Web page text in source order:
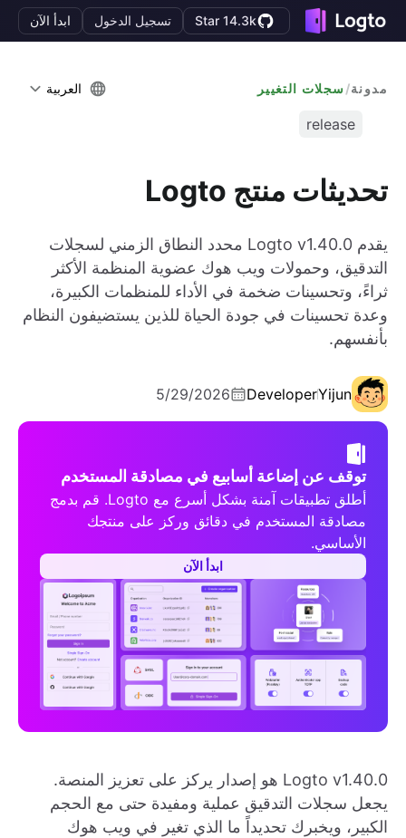
Star 14.3k تسجيل الدخول ابدأ الآن
مدونة/سجلات التغيير العربية
release
تحديثات منتج Logto
يقدم Logto v1.40.0 محدد النطاق الزمني لسجلات
التدقيق، وحمولات ويب هوك عضوية المنظمة الأكثر
ثراءً، وتحسينات ضخمة في الأداء للمنظمات الكبيرة،
وعدة تحسينات في جودة الحياة للذين يستضيفون النظام
بأنفسهم.
Yijun
Developer
5/29/2026
توقف عن إضاعة أسابيع في مصادقة المستخدم
أطلق تطبيقات آمنة بشكل أسرع مع Logto. قم بدمج
مصادقة المستخدم في دقائق وركز على منتجك
الأساسي.
ابدأ الآن
Logto v1.40.0 هو إصدار يركز على تعزيز المنصة.
يجعل سجلات التدقيق عملية ومفيدة حتى مع الحجم
الكبير، ويخبرك تحديداً ما الذي تغير في ويب هوك